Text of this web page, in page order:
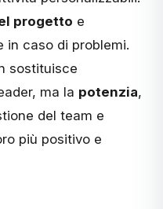
progetto e
in caso di problemi​.
sostituisce
ma la potenzia,
del team e
più positivo e